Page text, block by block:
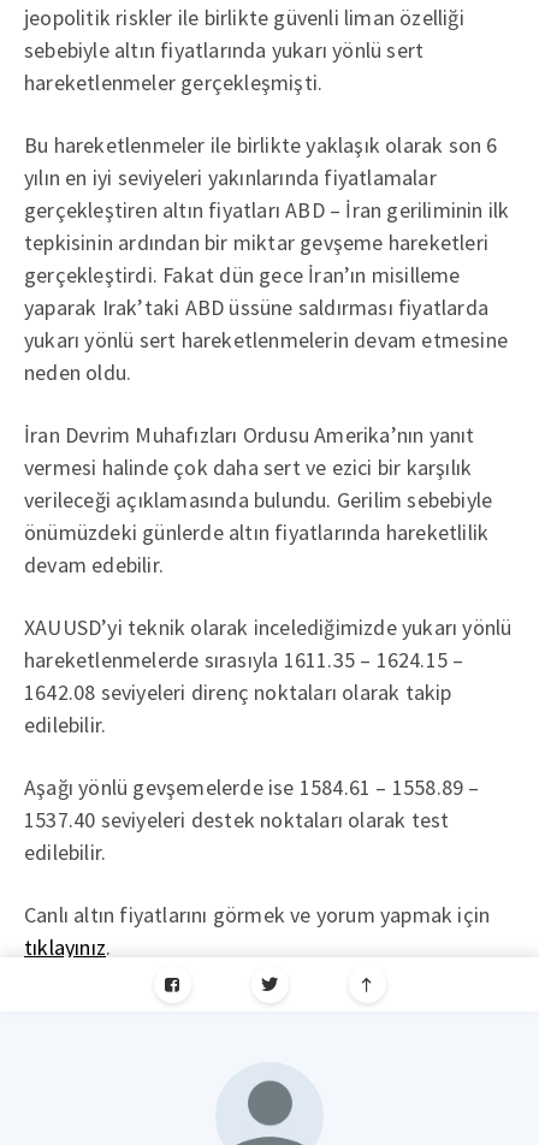
jeopolitik riskler ile birlikte güvenli liman özelliği
sebebiyle altın fiyatlarında yukarı yönlü sert
hareketlenmeler gerçekleşmişti.
Bu hareketlenmeler ile birlikte yaklaşık olarak son 6
yılın en iyi seviyeleri yakınlarında fiyatlamalar
gerçekleştiren altın fiyatları ABD – İran geriliminin ilk
tepkisinin ardından bir miktar gevşeme hareketleri
gerçekleştirdi. Fakat dün gece İran’ın misilleme
yaparak Irak’taki ABD üssüne saldırması fiyatlarda
yukarı yönlü sert hareketlenmelerin devam etmesine
neden oldu.
İran Devrim Muhafızları Ordusu Amerika’nın yanıt
vermesi halinde çok daha sert ve ezici bir karşılık
verileceği açıklamasında bulundu. Gerilim sebebiyle
önümüzdeki günlerde altın fiyatlarında hareketlilik
devam edebilir.
XAUUSD’yi teknik olarak incelediğimizde yukarı yönlü
hareketlenmelerde sırasıyla 1611.35 – 1624.15 –
1642.08 seviyeleri direnç noktaları olarak takip
edilebilir.
Aşağı yönlü gevşemelerde ise 1584.61 – 1558.89 –
1537.40 seviyeleri destek noktaları olarak test
edilebilir.
Canlı altın fiyatlarını görmek ve yorum yapmak için
tıklayınız.